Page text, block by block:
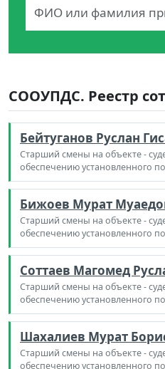
СООУПДС. Реестр
Бейтуганов Руслан
Старший смены на объекте -
обеспечению установленного
Бижоев Мурат
Старший смены на объекте -
обеспечению установленного
Соттаев Магомед
Старший смены на объекте -
обеспечению установленного
Шахалиев Мурат
Старший смены на объекте -
обеспечению установленного